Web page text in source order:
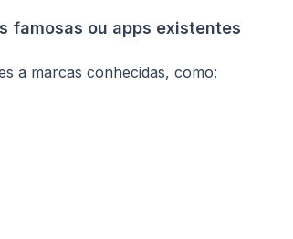
famosas ou apps existentes
a marcas conhecidas, como: